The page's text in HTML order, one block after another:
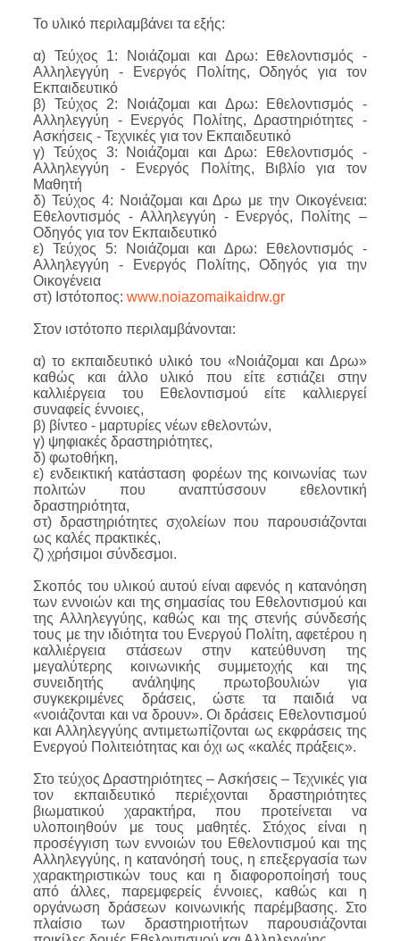
Το υλικό περιλαμβάνει τα εξής:
α) Τεύχος 1: Νοιάζομαι και Δρω: Εθελοντισμός -
Αλληλεγγύη - Ενεργός Πολίτης, Οδηγός για τον
Εκπαιδευτικό
β) Τεύχος 2: Νοιάζομαι και Δρω: Εθελοντισμός -
Αλληλεγγύη - Ενεργός Πολίτης, Δραστηριότητες -
Ασκήσεις - Τεχνικές για τον Εκπαιδευτικό
γ) Τεύχος 3: Νοιάζομαι και Δρω: Εθελοντισμός -
Αλληλεγγύη - Ενεργός Πολίτης, Βιβλίο για τον
Μαθητή
δ) Τεύχος 4: Νοιάζομαι και Δρω με την Οικογένεια:
Εθελοντισμός - Αλληλεγγύη - Ενεργός, Πολίτης –
Οδηγός για τον Εκπαιδευτικό
ε) Τεύχος 5: Νοιάζομαι και Δρω: Εθελοντισμός -
Αλληλεγγύη - Ενεργός Πολίτης, Οδηγός για την
Οικογένεια
στ) Ιστότοπος:www.noiazomaikaidrw.gr
Στον ιστότοπο περιλαμβάνονται:
α) το εκπαιδευτικό υλικό του «Νοιάζομαι και Δρω»
καθώς και άλλο υλικό που είτε εστιάζει στην
καλλιέργεια του Εθελοντισμού είτε καλλιεργεί
συναφείς έννοιες,
β) βίντεο - μαρτυρίες νέων εθελοντών,
γ) ψηφιακές δραστηριότητες,
δ) φωτοθήκη,
ε) ενδεικτική κατάσταση φορέων της κοινωνίας των
πολιτών που αναπτύσσουν εθελοντική
δραστηριότητα,
στ) δραστηριότητες σχολείων που παρουσιάζονται
ως καλές πρακτικές,
ζ) χρήσιμοι σύνδεσμοι.
Σκοπός του υλικού αυτού είναι αφενός η κατανόηση
των εννοιών και της σημασίας του Εθελοντισμού και
της Αλληλεγγύης, καθώς και της στενής σύνδεσής
τους με την ιδιότητα του Ενεργού Πολίτη, αφετέρου η
καλλιέργεια στάσεων στην κατεύθυνση της
μεγαλύτερης κοινωνικής συμμετοχής και της
συνειδητής ανάληψης πρωτοβουλιών για
συγκεκριμένες δράσεις, ώστε τα παιδιά να
«νοιάζονται και να δρουν». Οι δράσεις Εθελοντισμού
και Αλληλεγγύης αντιμετωπίζονται ως εκφράσεις της
Ενεργού Πολιτειότητας και όχι ως «καλές πράξεις».
Στο τεύχος Δραστηριότητες – Ασκήσεις – Τεχνικές για
τον εκπαιδευτικό περιέχονται δραστηριότητες
βιωματικού χαρακτήρα, που προτείνεται να
υλοποιηθούν με τους μαθητές. Στόχος είναι η
προσέγγιση των εννοιών του Εθελοντισμού και της
Αλληλεγγύης, η κατανόησή τους, η επεξεργασία των
χαρακτηριστικών τους και η διαφοροποίησή τους
από άλλες, παρεμφερείς έννοιες, καθώς και η
οργάνωση δράσεων κοινωνικής παρέμβασης. Στο
πλαίσιο των δραστηριοτήτων παρουσιάζονται